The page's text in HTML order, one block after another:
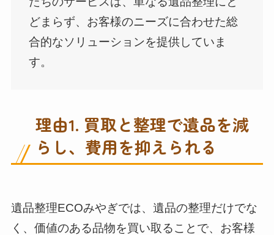
どまらず、お客様のニーズに合わせた総
合的なソリューションを提供していま
す。
理由1. 買取と整理で遺品を減
らし、費用を抑えられる
遺品整理ECOみやぎでは、遺品の整理だけでな
く、価値のある品物を買い取ることで、お客様